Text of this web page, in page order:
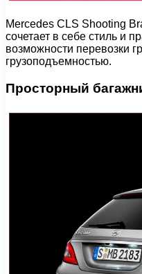
Mercedes CLS Shooting
сочетает в себе стиль и
возможности перевозки
грузоподъемностью.
Просторный